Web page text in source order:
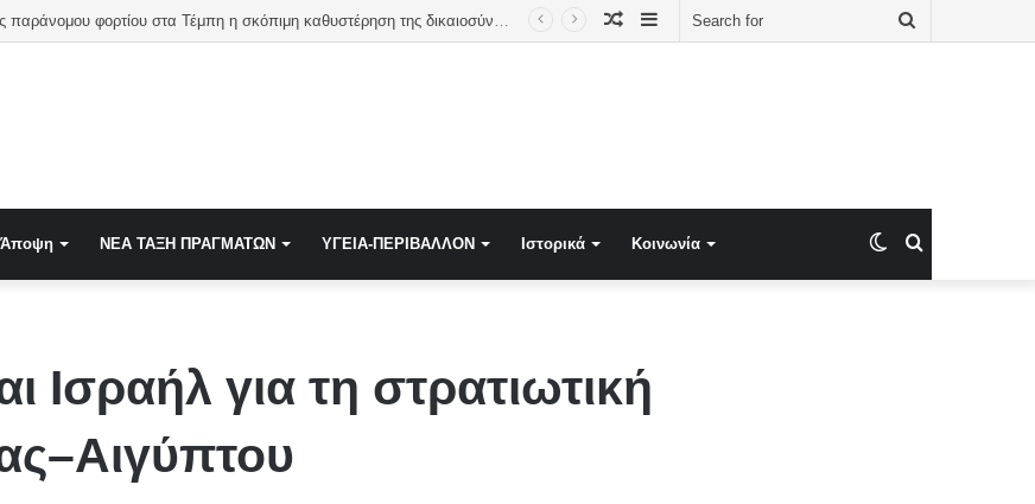
Απόδειξη ύπαρξης παράνομου φορτίου στα Τέμπη η σκόπιμη καθυστέρηση της δικαιοσύνης για τις εξετάσεις στα εργαστήρια του εξωτερικού Sidebar
Random
Άποψη NEA TAΞΗ ΠΡΑΓΜΑΤΩΝ ΥΓΕΙΑ-ΠΕΡΙΒΑΛΛΟΝ Ιστορικά Κοινωνία Switch
Ισραήλ για τη στρατιωτική